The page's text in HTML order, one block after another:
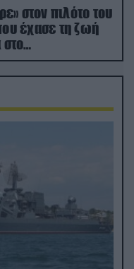
στον πιλότο του
έχασε τη ζωή
Ριτσώνας